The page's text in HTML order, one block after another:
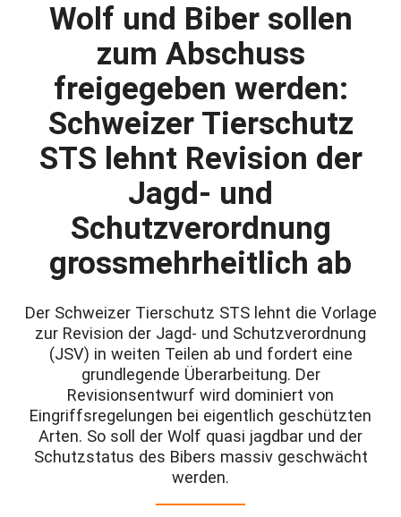
Wolf und Biber sollen
zum Abschuss
freigegeben werden:
Schweizer Tierschutz
STS lehnt Revision der
Jagd- und
Schutzverordnung
grossmehrheitlich ab
Der Schweizer Tierschutz STS lehnt die Vorlage
zur Revision der Jagd- und Schutzverordnung
(JSV) in weiten Teilen ab und fordert eine
grundlegende Überarbeitung. Der
Revisionsentwurf wird dominiert von
Eingriffsregelungen bei eigentlich geschützten
Arten. So soll der Wolf quasi jagdbar und der
Schutzstatus des Bibers massiv geschwächt
werden.